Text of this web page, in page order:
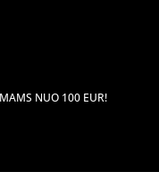
NUO 100 EUR!